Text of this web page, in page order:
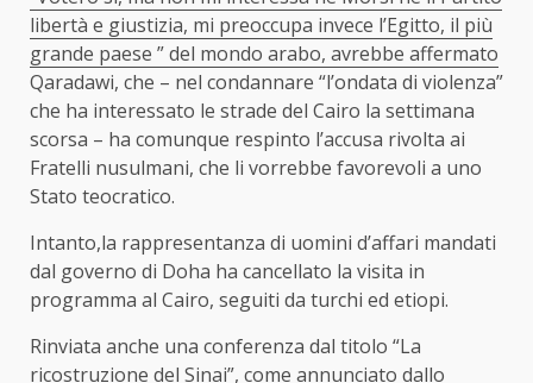
libertà e giustizia, mi preoccupa invece l’Egitto, il più
grande paese ” del mondo arabo, avrebbe affermato
Qaradawi, che – nel condannare “l’ondata di violenza”
che ha interessato le strade del Cairo la settimana
scorsa – ha comunque respinto l’accusa rivolta ai
Fratelli nusulmani, che li vorrebbe favorevoli a uno
Stato teocratico.
Intanto,la rappresentanza di uomini d’affari mandati
dal governo di Doha ha cancellato la visita in
programma al Cairo, seguiti da turchi ed etiopi.
Rinviata anche una conferenza dal titolo “La
ricostruzione del Sinai”, come annunciato dallo